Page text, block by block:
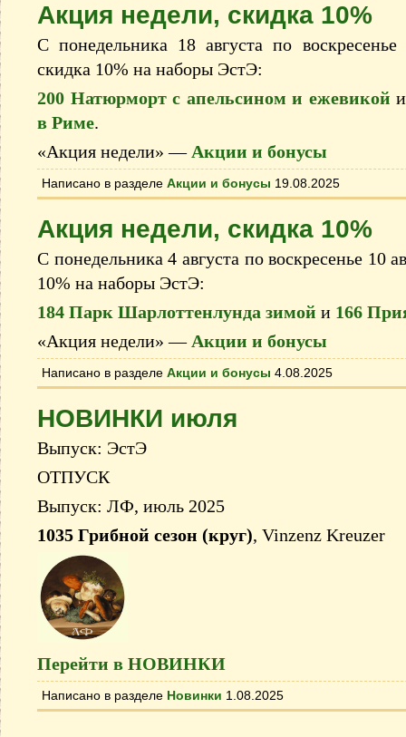
Акция недели, скидка 10%
С понедельника 18 августа по воскресенье
скидка 10% на наборы ЭстЭ:
200 Натюрморт с апельсином и ежевикой
в Риме.
«Акция недели» — Акции и бонусы
Написано в разделе Акции и бонусы 19.08.2025
Акция недели, скидка 10%
С понедельника 4 августа по воскресенье 10
10% на наборы ЭстЭ:
184 Парк Шарлоттенлунда зимой и 166
«Акция недели» — Акции и бонусы
Написано в разделе Акции и бонусы 4.08.2025
НОВИНКИ июля
Выпуск: ЭстЭ
ОТПУСК
Выпуск: ЛФ, июль 2025
1035 Грибной сезон (круг), Vinzenz Kreuzer
Перейти в НОВИНКИ
Написано в разделе Новинки 1.08.2025